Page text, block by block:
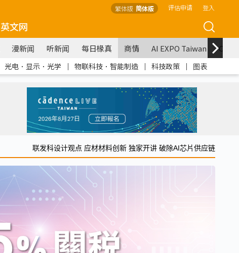
繁体版 简体版 评估申请 登入
英文网
漫新闻 听新闻 每日椽真 商情 AI EXPO Taiwan
光电．显示．光学 ｜ 物联科技．智能制造 ｜ 科技政策 ｜ 图表
联发科设计观点 应材材料创新 独家开讲 破除AI芯片供应链